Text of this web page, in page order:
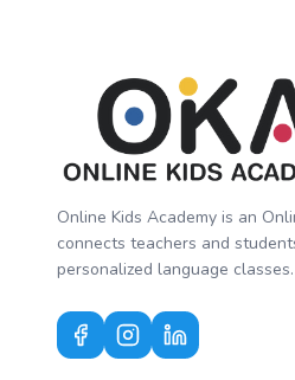
Online Kids Academy is an
connects teachers and
personalized language classes.